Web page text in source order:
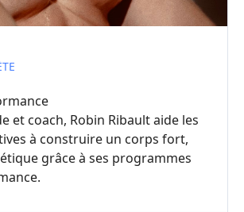
et coach, Robin Ribault aide les
à construire un corps fort,
grâce à ses programmes